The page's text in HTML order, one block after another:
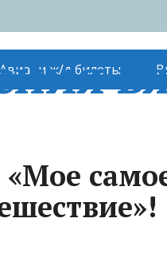
Авиа- и ж/д билеты